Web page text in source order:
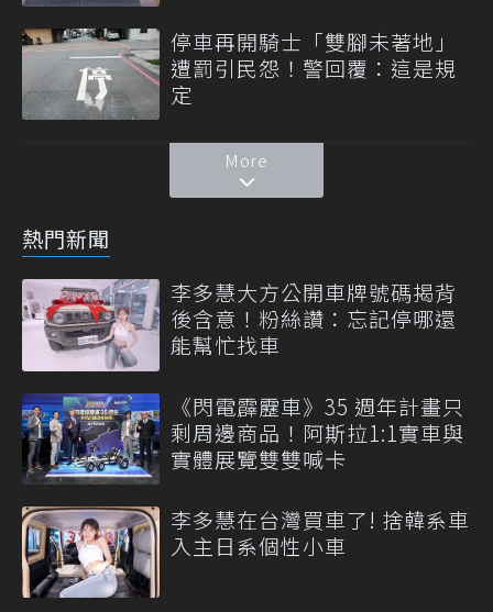
停車再開騎士「雙腳未著地」
遭罰引民怨！警回覆：這是規
定
More
熱門新聞
李多慧大方公開車牌號碼揭背
後含意！粉絲讚：忘記停哪還
能幫忙找車
《閃電霹靂車》35 週年計畫只
剩周邊商品！阿斯拉1:1實車與
實體展覽雙雙喊卡
李多慧在台灣買車了! 捨韓系車
入主日系個性小車